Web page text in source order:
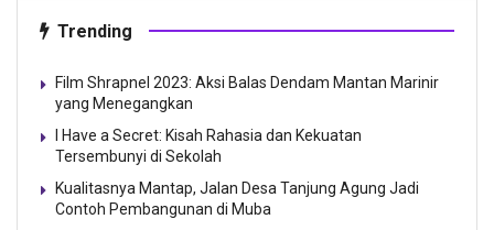
Trending
Film Shrapnel 2023: Aksi Balas Dendam Mantan Marinir
yang Menegangkan
I Have a Secret: Kisah Rahasia dan Kekuatan
Tersembunyi di Sekolah
Kualitasnya Mantap, Jalan Desa Tanjung Agung Jadi
Contoh Pembangunan di Muba